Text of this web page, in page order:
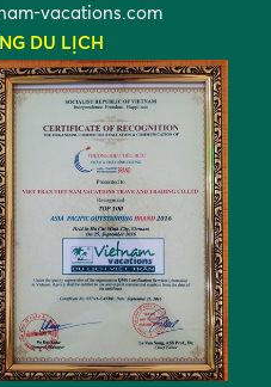
vacations.com
DU LỊCH